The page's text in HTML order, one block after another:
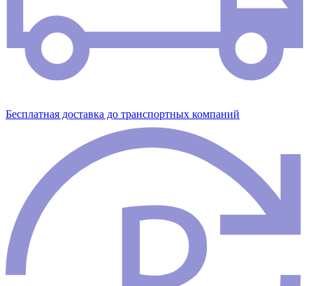
Бесплатная доставка до транспортных компаний